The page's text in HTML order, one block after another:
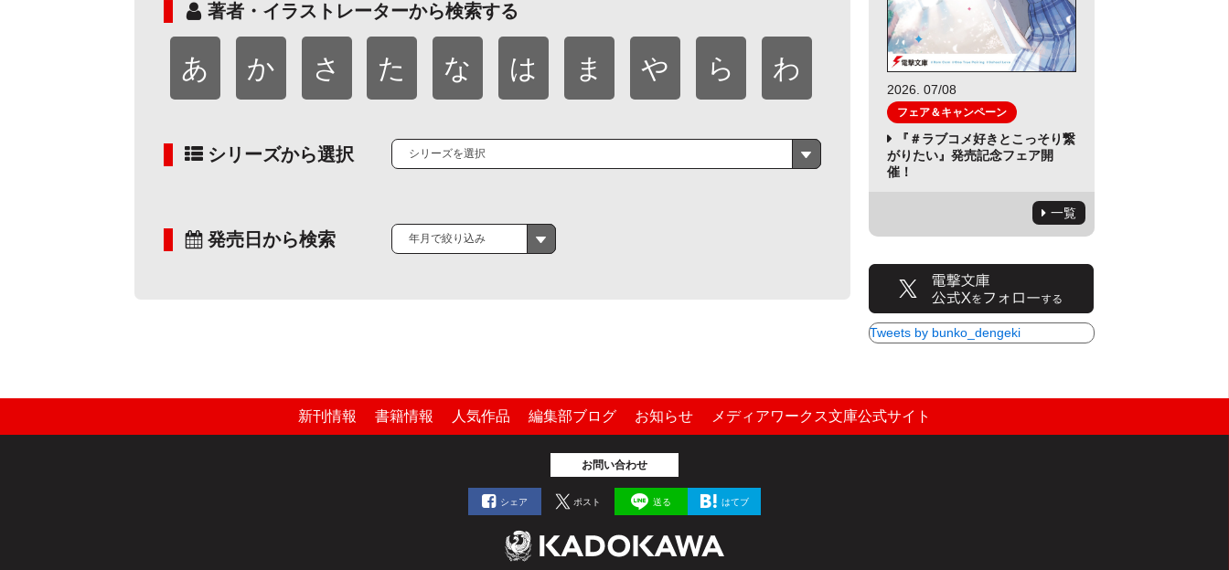
著者・イラストレーターから検索する
あ か さ た な は ま や ら わ
シリーズから選択 シリーズを選択
発売日から検索 年月で絞り込み
2026. 07/08
フェア＆キャンペーン
『＃ラブコメ好きとこっそり繋
がりたい』発売記念フェア開
催！
一覧
Tweets by bunko_dengeki
新刊情報 書籍情報 人気作品 編集部ブログ お知らせ メディアワークス文庫公式サイト
お問い合わせ
シェア ポスト 送る はてブ